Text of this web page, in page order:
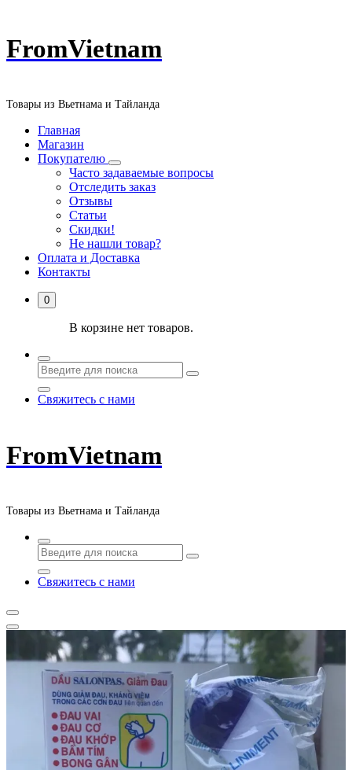
Перейти
к
FromVietnam
Товары из Вьетнама и Тайланда
Главная
Магазин
Покупателю
Часто задаваемые вопросы
Отследить заказ
Отзывы
Статьи
Скидки!
Не нашли товар?
Оплата и Доставка
Контакты
0
В корзине нет товаров.
Свяжитесь с нами
FromVietnam
Товары из Вьетнама и Тайланда
Свяжитесь с нами